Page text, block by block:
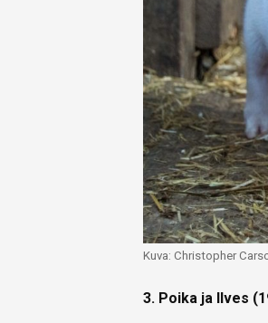
Kuva: Christopher
3. Poika ja Ilves